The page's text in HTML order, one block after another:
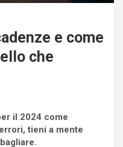
e come
che
il 2024 come
tieni a mente